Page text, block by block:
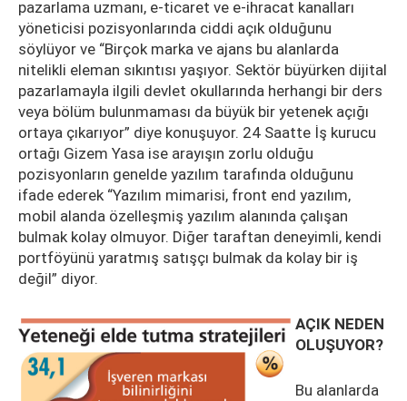
pazarlama uzmanı, e-ticaret ve e-ihracat kanalları
yöneticisi pozisyonlarında ciddi açık olduğunu
söylüyor ve “Birçok marka ve ajans bu alanlarda
nitelikli eleman sıkıntısı yaşıyor. Sektör büyürken dijital
pazarlamayla ilgili devlet okullarında herhangi bir ders
veya bölüm bulunmaması da büyük bir yetenek açığı
ortaya çıkarıyor” diye konuşuyor. 24 Saatte İş kurucu
ortağı Gizem Yasa ise arayışın zorlu olduğu
pozisyonların genelde yazılım tarafında olduğunu
ifade ederek “Yazılım mimarisi, front end yazılım,
mobil alanda özelleşmiş yazılım alanında çalışan
bulmak kolay olmuyor. Diğer taraftan deneyimli, kendi
portföyünü yaratmış satışçı bulmak da kolay bir iş
değil” diyor.
AÇIK NEDEN
OLUŞUYOR?
Bu alanlarda